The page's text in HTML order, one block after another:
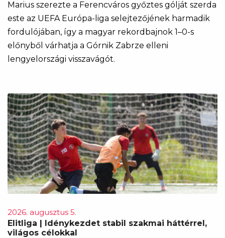
Marius szerezte a Ferencváros győztes gólját szerda
este az UEFA Európa-liga selejtezőjének harmadik
fordulójában, így a magyar rekordbajnok 1–0-s
előnyből várhatja a Górnik Zabrze elleni
lengyelországi visszavágót.
2026. augusztus 5.
Elitliga | Idénykezdet stabil szakmai háttérrel,
világos célokkal